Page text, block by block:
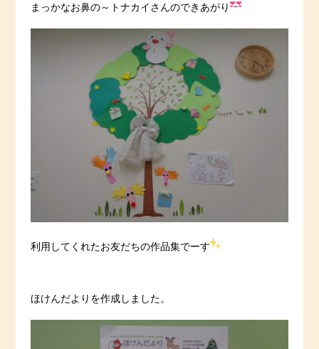
まっかなお鼻の～トナカイさんのできあがり
利用してくれたお友だちの作品集でーす
ほけんだよりを作成しました。